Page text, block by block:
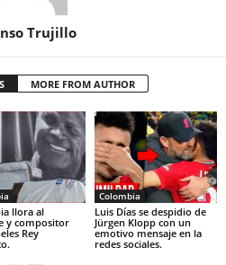
Trujillo
MORE FROM AUTHOR
llora al
y compositor
Rey
Colombia
Luis Días se despidio de
Jürgen Klopp con un
emotivo mensaje en la
redes sociales.